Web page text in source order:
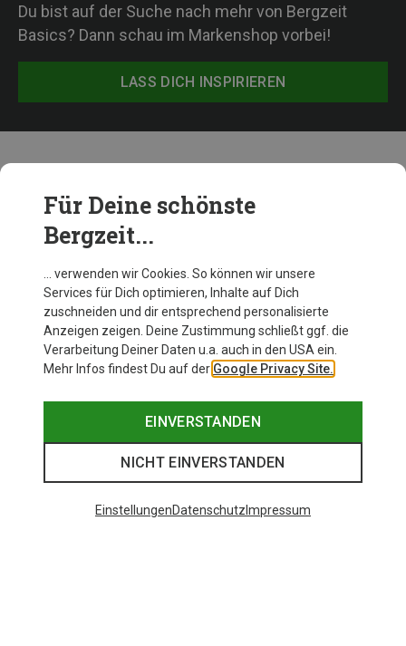
Du bist auf der Suche nach mehr von Bergzeit
Basics? Dann schau im Markenshop vorbei!
LASS DICH INSPIRIEREN
Du sparst bis 61%
Für Deine schönste
Bergzeit...
… verwenden wir Cookies. So können wir unsere
Services für Dich optimieren, Inhalte auf Dich
zuschneiden und dir entsprechend personalisierte
Anzeigen zeigen. Deine Zustimmung schließt ggf. die
Verarbeitung Deiner Daten u.a. auch in den USA ein.
Mehr Infos findest Du auf der Google Privacy Site.
EINVERSTANDEN
NICHT EINVERSTANDEN
EinstellungenDatenschutz Impressum